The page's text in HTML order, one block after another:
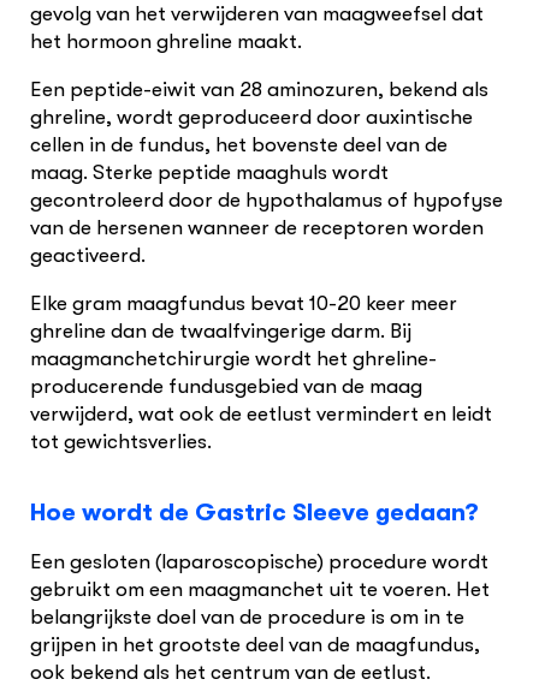
gevolg van het verwijderen van maagweefsel dat
het hormoon ghreline maakt.
Een peptide-eiwit van 28 aminozuren, bekend als
ghreline, wordt geproduceerd door auxintische
cellen in de fundus, het bovenste deel van de
maag. Sterke peptide maaghuls wordt
gecontroleerd door de hypothalamus of hypofyse
van de hersenen wanneer de receptoren worden
geactiveerd.
Elke gram maagfundus bevat 10-20 keer meer
ghreline dan de twaalfvingerige darm. Bij
maagmanchetchirurgie wordt het ghreline-
producerende fundusgebied van de maag
verwijderd, wat ook de eetlust vermindert en leidt
tot gewichtsverlies.
Hoe wordt de Gastric Sleeve gedaan?
Een gesloten (laparoscopische) procedure wordt
gebruikt om een maagmanchet uit te voeren. Het
belangrijkste doel van de procedure is om in te
grijpen in het grootste deel van de maagfundus,
ook bekend als het centrum van de eetlust.